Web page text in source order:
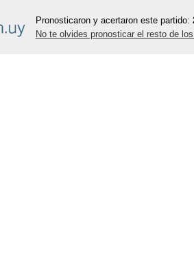
Pronosticaron y acertaron este partido:
No te olvides pronosticar el resto de